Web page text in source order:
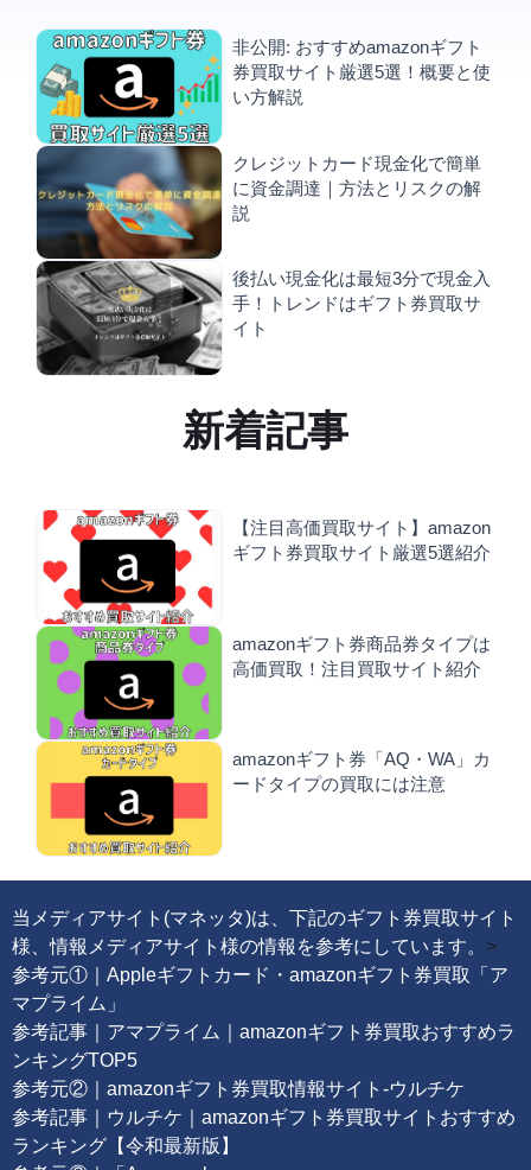
非公開: おすすめamazonギフト
券買取サイト厳選5選！概要と使
い方解説
クレジットカード現金化で簡単
に資金調達｜方法とリスクの解
説
後払い現金化は最短3分で現金入
手！トレンドはギフト券買取サ
イト
新着記事
【注目高価買取サイト】amazon
ギフト券買取サイト厳選5選紹介
amazonギフト券商品券タイプは
高価買取！注目買取サイト紹介
amazonギフト券「AQ・WA」カ
ードタイプの買取には注意
当メディアサイト(マネッタ)は、下記のギフト券買取サイト
様、情報メディアサイト様の情報を参考にしています。 >
参考元①｜Appleギフトカード・amazonギフト券買取「ア
マプライム」
参考記事｜アマプライム｜amazonギフト券買取おすすめラ
ンキングTOP5
参考元②｜amazonギフト券買取情報サイト-ウルチケ
参考記事｜ウルチケ｜amazonギフト券買取サイトおすすめ
ランキング【令和最新版】